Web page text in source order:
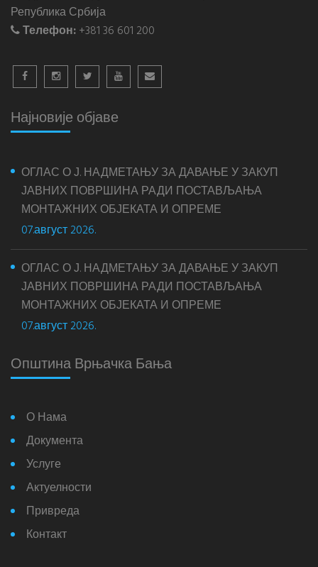
Република Србија
Телефон:+381 36 601 200
Најновије објаве
ОГЛАС О Ј. НАДМЕТАЊУ ЗА ДАВАЊЕ У ЗАКУП
ЈАВНИХ ПОВРШИНА РАДИ ПОСТАВЉАЊА
МОНТАЖНИХ ОБЈЕКАТА И ОПРЕМЕ
07.август 2026.
ОГЛАС О Ј. НАДМЕТАЊУ ЗА ДАВАЊЕ У ЗАКУП
ЈАВНИХ ПОВРШИНА РАДИ ПОСТАВЉАЊА
МОНТАЖНИХ ОБЈЕКАТА И ОПРЕМЕ
07.август 2026.
Општина Врњачка Бања
О Нама
Документа
Услуге
Актуелности
Привреда
Контакт